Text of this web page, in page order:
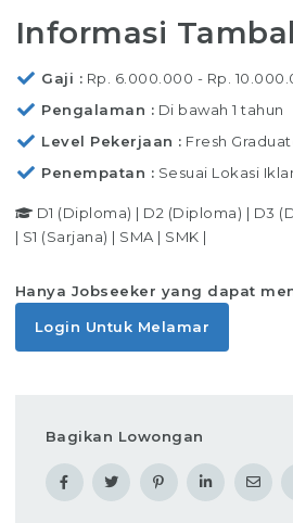
Informasi
Gaji
Rp. 6.000.000 - Rp.
Pengalaman
Di bawah 1 tahun
Level Pekerjaan
Fresh
Penempatan
Sesuai Lokasi
D1 (Diploma) | D2 (Diploma) | D3
| S1 (Sarjana) | SMA | SMK |
Hanya Jobseeker yang dapat
Login Untuk Melamar
Bagikan Lowongan